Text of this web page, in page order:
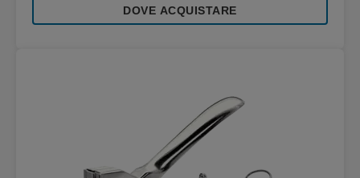
DOVE ACQUISTARE